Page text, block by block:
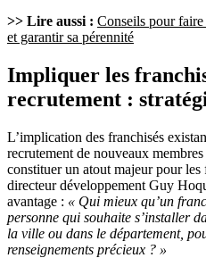
>> Lire aussi : Conseils pour
et garantir sa pérennité
Impliquer les
recrutement :
L’implication des franchisés
recrutement de nouveaux
constituer un atout majeur pour
directeur développement Guy
avantage : « Qui mieux qu’un
personne qui souhaite s’installer
la ville ou dans le département,
renseignements précieux ? »